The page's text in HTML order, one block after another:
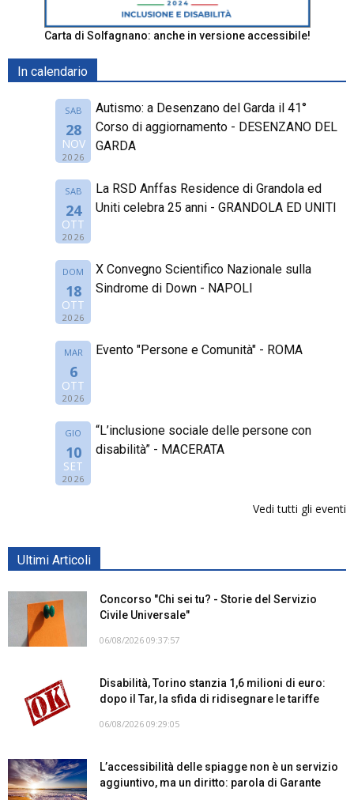
Carta di Solfagnano: anche in versione accessibile!
In calendario
SAB
28
NOV
2026
Autismo: a Desenzano del Garda il 41°
Corso di aggiornamento - DESENZANO DEL
GARDA
SAB
24
OTT
2026
La RSD Anffas Residence di Grandola ed
Uniti celebra 25 anni - GRANDOLA ED UNITI
DOM
18
OTT
2026
X Convegno Scientifico Nazionale sulla
Sindrome di Down - NAPOLI
MAR
6
OTT
2026
Evento "Persone e Comunità" - ROMA
GIO
10
SET
2026
“L’inclusione sociale delle persone con
disabilità” - MACERATA
Vedi tutti gli eventi
Ultimi Articoli
Concorso "Chi sei tu? - Storie del Servizio
Civile Universale"
06/08/2026 09:37:57
Disabilità, Torino stanzia 1,6 milioni di euro:
dopo il Tar, la sfida di ridisegnare le tariffe
06/08/2026 09:29:05
L’accessibilità delle spiagge non è un servizio
aggiuntivo, ma un diritto: parola di Garante